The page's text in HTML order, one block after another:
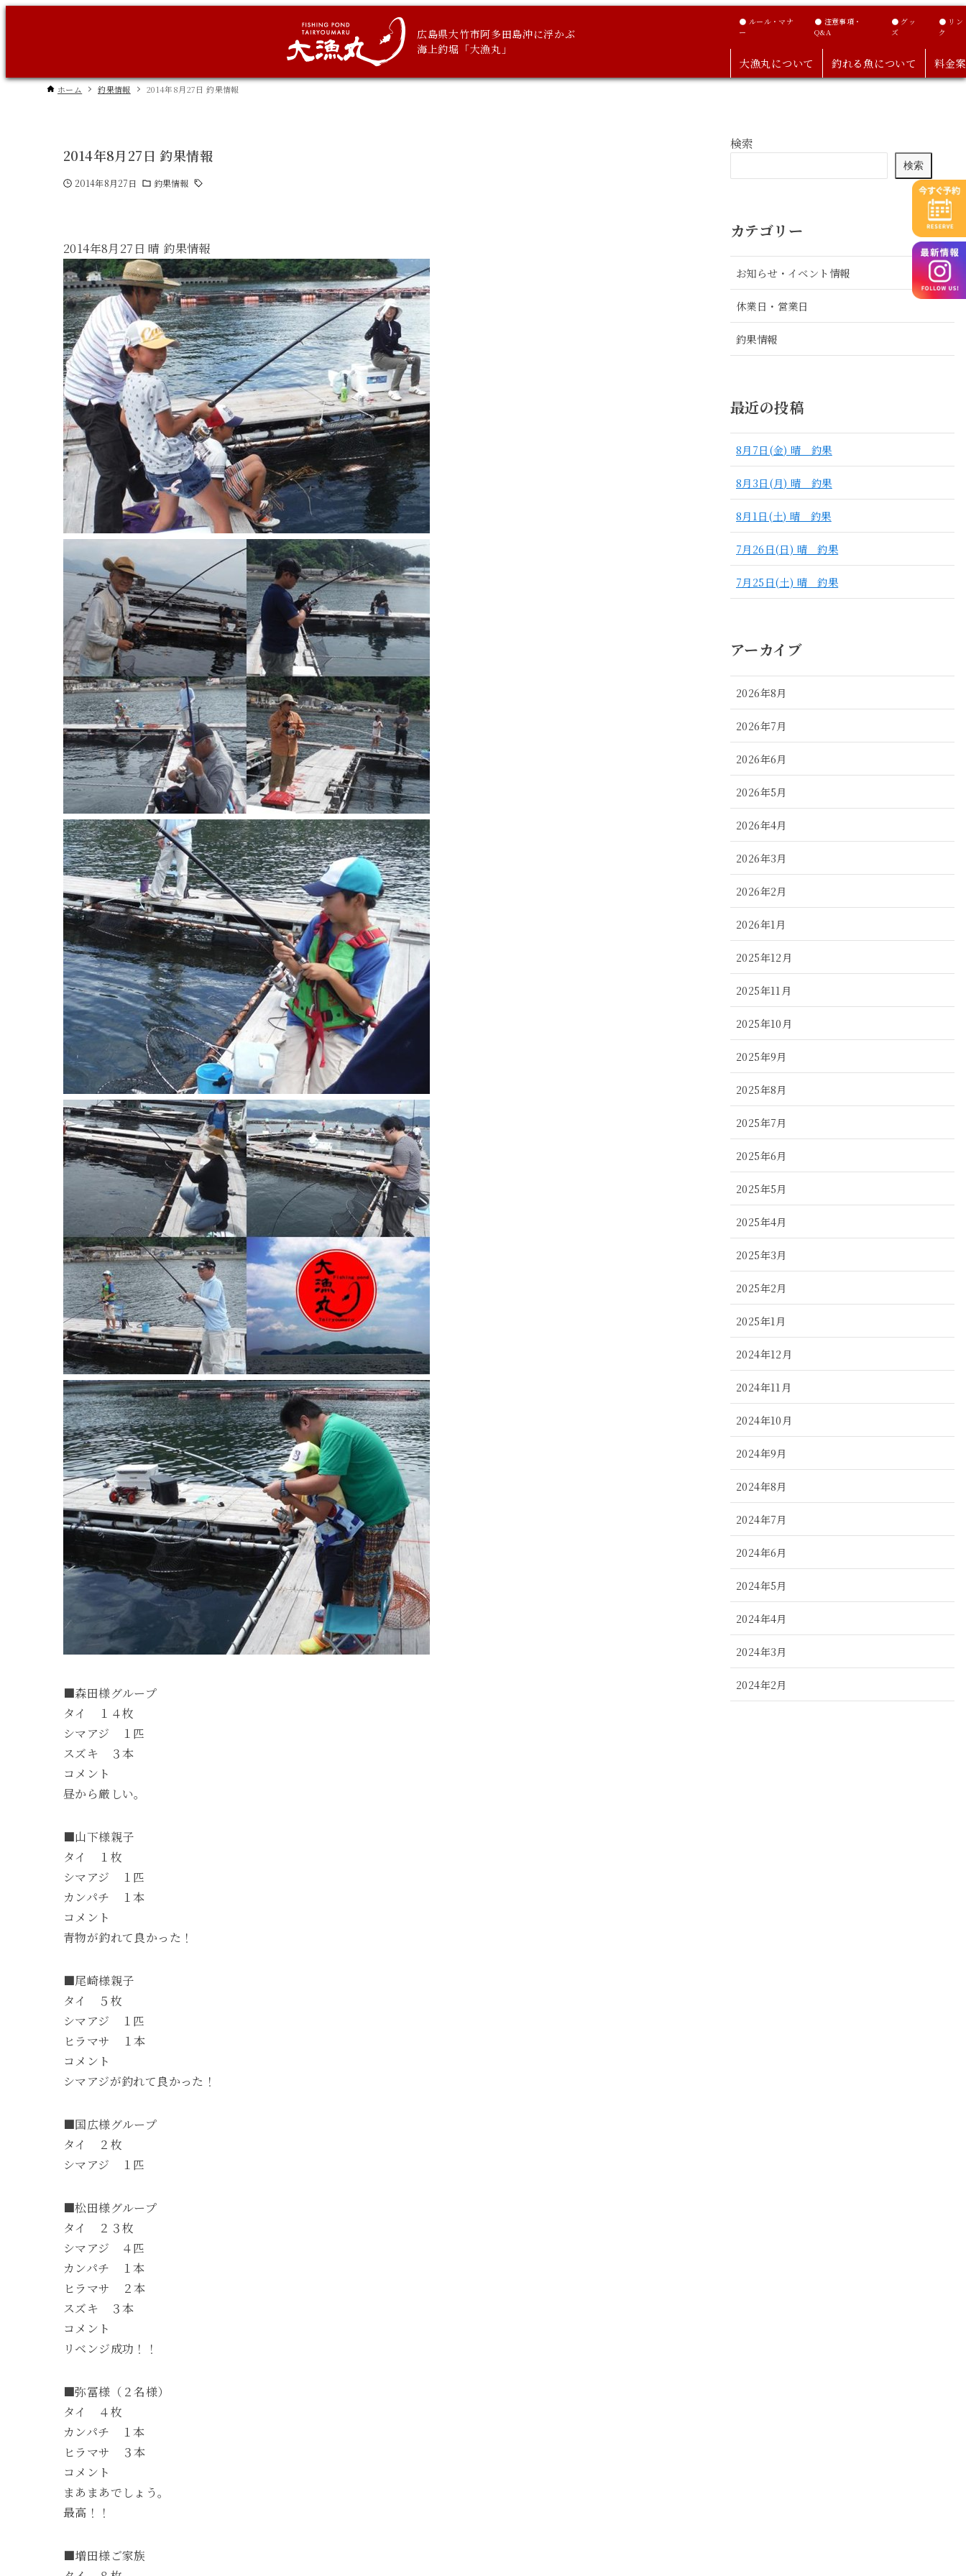
広島県大竹市阿多田島沖に浮かぶ
海上釣堀「大漁丸」
● ルール・マナ
ー
● 注意事項・
Q&A
● グッ
ズ
● リン
ク
大漁丸について 釣れる魚について 料金
ホーム 釣果情報 2014年8月27日 釣果情報
2014年8月27日 釣果情報
2014年8月27日 釣果情報
2014年8月27日 晴 釣果情報
■森田様グループ
タイ １４枚
シマアジ １匹
スズキ ３本
コメント
昼から厳しい。
■山下様親子
タイ １枚
シマアジ １匹
カンパチ １本
コメント
青物が釣れて良かった！
■尾崎様親子
タイ ５枚
シマアジ １匹
ヒラマサ １本
コメント
シマアジが釣れて良かった！
■国広様グループ
タイ ２枚
シマアジ １匹
■松田様グループ
タイ ２３枚
シマアジ ４匹
カンパチ １本
ヒラマサ ２本
スズキ ３本
コメント
リベンジ成功！！
■弥冨様（２名様）
タイ ４枚
カンパチ １本
ヒラマサ ３本
コメント
まあまあでしょう。
最高！！
■増田様ご家族
検索
検索
カテゴリー
お知らせ・イベント情報
休業日・営業日
釣果情報
最近の投稿
8月7日(金) 晴 釣果
8月3日(月) 晴 釣果
8月1日(土) 晴 釣果
7月26日(日) 晴 釣果
7月25日(土) 晴 釣果
アーカイブ
2026年8月
2026年7月
2026年6月
2026年5月
2026年4月
2026年3月
2026年2月
2026年1月
2025年12月
2025年11月
2025年10月
2025年9月
2025年8月
2025年7月
2025年6月
2025年5月
2025年4月
2025年3月
2025年2月
2025年1月
2024年12月
2024年11月
2024年10月
2024年9月
2024年8月
2024年7月
2024年6月
2024年5月
2024年4月
2024年3月
2024年2月